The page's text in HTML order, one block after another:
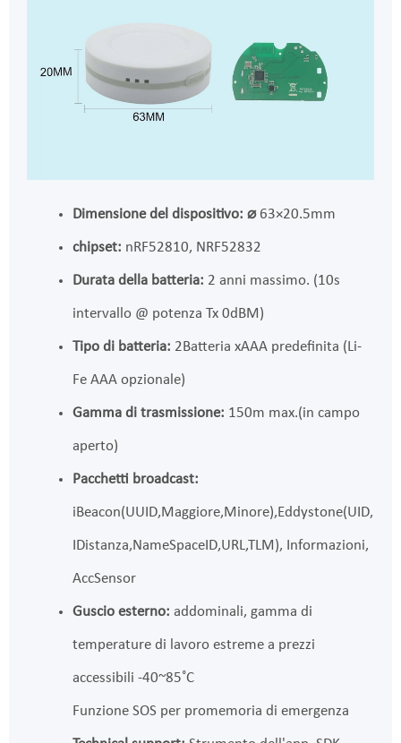
Dimensione del dispositivo: ⌀ 63×20.5mm
chipset: nRF52810, NRF52832
Durata della batteria: 2 anni massimo. (10s
intervallo @ potenza Tx 0dBM)
Tipo di batteria: 2Batteria xAAA predefinita (Li-
Fe AAA opzionale)
Gamma di trasmissione: 150m max.(in campo
aperto)
Pacchetti broadcast:
iBeacon(UUID,Maggiore,Minore),Eddystone(UID,
IDistanza,NameSpaceID,URL,TLM), Informazioni,
AccSensor
Guscio esterno: addominali, gamma di
temperature di lavoro estreme a prezzi
accessibili -40~85˚C
Funzione SOS per promemoria di emergenza